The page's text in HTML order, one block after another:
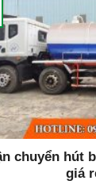
chuyển hút
giá